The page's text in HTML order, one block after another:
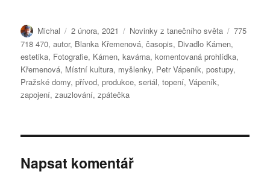
Autor:
Michal Publikováno:
2 února, 2021 Rubriky:
Novinky z tanečního světa Štítky:
775
718 470,autor, Blanka Křemenová,časopis, Divadlo Kámen,
estetika, Fotografie, Kámen,kavárna,komentovaná prohlídka,
Křemenová, Místní kultura, myšlenky, Petr Vápeník,postupy,
Pražské domy,přívod,produkce,seriál,topení,Vápeník,
zapojení,zauzlování,zpátečka
Napsat komentář